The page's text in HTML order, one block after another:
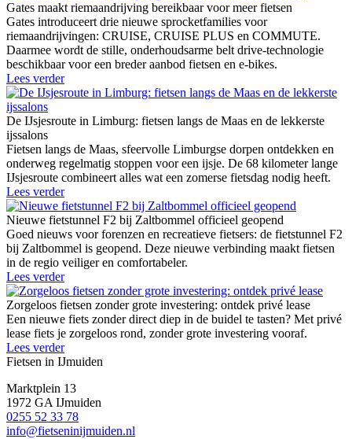
Gates maakt riemaandrijving bereikbaar voor meer fietsen
Gates introduceert drie nieuwe sprocketfamilies voor
riemaandrijvingen: CRUISE, CRUISE PLUS en COMMUTE.
Daarmee wordt de stille, onderhoudsarme belt drive-technologie
beschikbaar voor een breder aanbod fietsen en e-bikes.
Lees verder
De IJsjesroute in Limburg: fietsen langs de Maas en de lekkerste
ijssalons
Fietsen langs de Maas, sfeervolle Limburgse dorpen ontdekken en
onderweg regelmatig stoppen voor een ijsje. De 68 kilometer lange
IJsjesroute combineert alles wat een zomerse fietsdag nodig heeft.
Lees verder
Nieuwe fietstunnel F2 bij Zaltbommel officieel geopend
Goed nieuws voor forenzen en recreatieve fietsers: de fietstunnel F2
bij Zaltbommel is geopend. Deze nieuwe verbinding maakt fietsen
in de regio veiliger en comfortabeler.
Lees verder
Zorgeloos fietsen zonder grote investering: ontdek privé lease
Een nieuwe fiets zonder direct diep in de buidel te tasten? Met privé
lease fiets je zorgeloos rond, zonder grote investering vooraf.
Lees verder
Fietsen in IJmuiden
Marktplein 13
1972 GA IJmuiden
0255 52 33 78
info@fietseninijmuiden.nl